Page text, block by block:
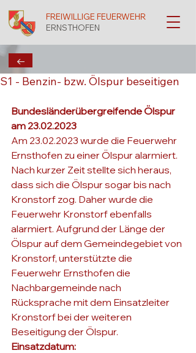
FREIWILLIGE FEUERWEHR
ERNSTHOFEN
S1 - Benzin- bzw. Ölspur beseitigen
Bundesländerübergreifende Ölspur
am 23.02.2023
Am 23.02.2023 wurde die Feuerwehr
Ernsthofen zu einer Ölspur alarmiert.
Nach kurzer Zeit stellte sich heraus,
dass sich die Ölspur sogar bis nach
Kronstorf zog. Daher wurde die
Feuerwehr Kronstorf ebenfalls
alarmiert. Aufgrund der Länge der
Ölspur auf dem Gemeindegebiet von
Kronstorf, unterstützte die
Feuerwehr Ernsthofen die
Nachbargemeinde nach
Rücksprache mit dem Einsatzleiter
Kronstorf bei der weiteren
Beseitigung der Ölspur.
Einsatzdatum:
←